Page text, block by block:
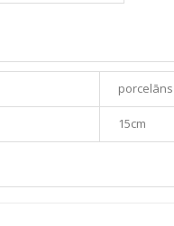
porcelāns
15cm